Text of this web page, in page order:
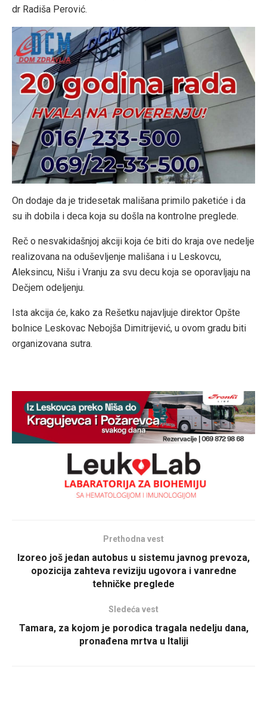
dr Radiša Perović.
On dodaje da je tridesetak mališana primilo paketiće i da
su ih dobila i deca koja su došla na kontrolne preglede.
Reč o nesvakidašnjoj akciji koja će biti do kraja ove nedelje
realizovana na oduševljenje mališana i u Leskovcu,
Aleksincu, Nišu i Vranju za svu decu koja se oporavljaju na
Dečjem odeljenju.
Ista akcija će, kako za Rešetku najavljuje direktor Opšte
bolnice Leskovac Nebojša Dimitrijević, u ovom gradu biti
organizovana sutra.
Prethodna vest
Izoreo još jedan autobus u sistemu javnog prevoza,
opozicija zahteva reviziju ugovora i vanredne
tehničke preglede
Sledeća vest
Tamara, za kojom je porodica tragala nedelju dana,
pronađena mrtva u Italiji